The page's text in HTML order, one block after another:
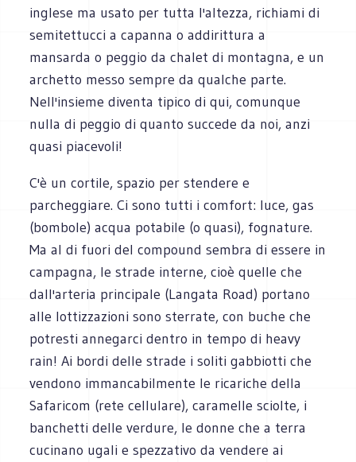
inglese ma usato per tutta l'altezza, richiami di
semitettucci a capanna o addirittura a
mansarda o peggio da chalet di montagna, e un
archetto messo sempre da qualche parte.
Nell'insieme diventa tipico di qui, comunque
nulla di peggio di quanto succede da noi, anzi
quasi piacevoli!
C'è un cortile, spazio per stendere e
parcheggiare. Ci sono tutti i comfort: luce, gas
(bombole) acqua potabile (o quasi), fognature.
Ma al di fuori del compound sembra di essere in
campagna, le strade interne, cioè quelle che
dall'arteria principale (Langata Road) portano
alle lottizzazioni sono sterrate, con buche che
potresti annegarci dentro in tempo di heavy
rain! Ai bordi delle strade i soliti gabbiotti che
vendono immancabilmente le ricariche della
Safaricom (rete cellulare), caramelle sciolte, i
banchetti delle verdure, le donne che a terra
cucinano ugali e spezzativo da vendere ai